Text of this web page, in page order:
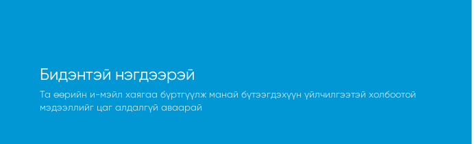
Бидэнтэй нэгдээрэй
Та өөрийн и-мэйл хаягаа бүртгүүлж манай бүтээгдэхүүн үйлчилгээтэй холбоотой
мэдээллийг цаг алдалгүй аваарай